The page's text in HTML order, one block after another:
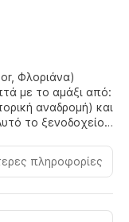
Φλοριάνα)
με το αμάξι από:
αναδρομή) και
σώματος
Μετά από μια μέρα
πληροφορίες